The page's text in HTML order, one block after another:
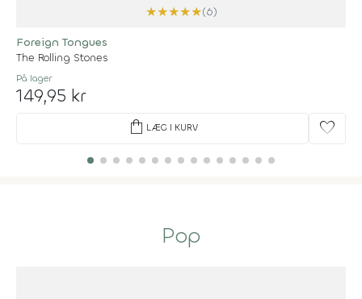
★★★★★(6)
Foreign Tongues
The Rolling Stones
På lager
149,95 kr
shopping_bag LÆG I KURV favorite
Pop